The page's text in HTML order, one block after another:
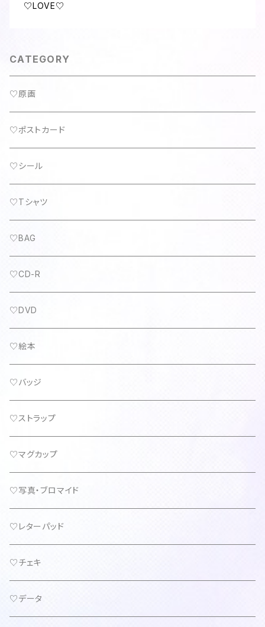
♡LOVE♡
CATEGORY
♡原画
♡ポストカード
♡シール
♡Tシャツ
♡BAG
♡CD-R
♡DVD
♡絵本
♡バッジ
♡ストラップ
♡マグカップ
♡写真・ブロマイド
♡レターパッド
♡チェキ
♡データ